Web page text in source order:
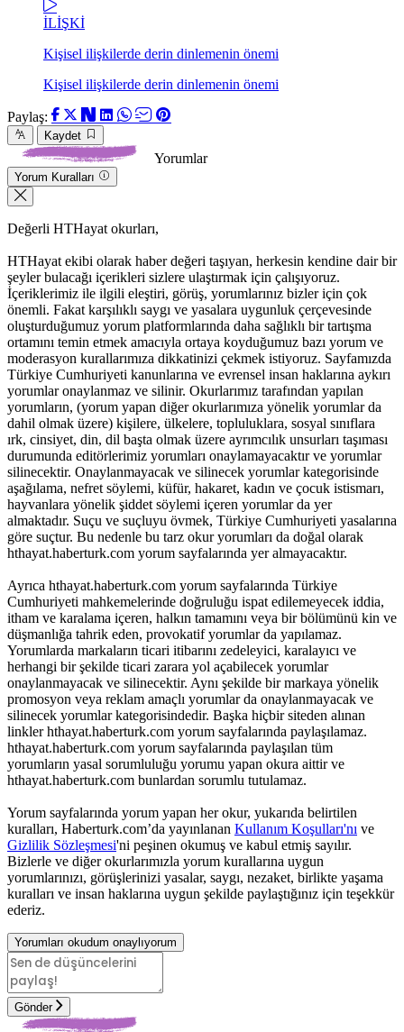
İLİŞKİ
Kişisel ilişkilerde derin dinlemenin önemi
Kişisel ilişkilerde derin dinlemenin önemi
Paylaş:
Kaydet
Yorumlar
Yorum Kuralları
Değerli HTHayat okurları,
HTHayat ekibi olarak haber değeri taşıyan, herkesin kendine dair bir
şeyler bulacağı içerikleri sizlere ulaştırmak için çalışıyoruz.
İçeriklerimiz ile ilgili eleştiri, görüş, yorumlarınız bizler için çok
önemli. Fakat karşılıklı saygı ve yasalara uygunluk çerçevesinde
oluşturduğumuz yorum platformlarında daha sağlıklı bir tartışma
ortamını temin etmek amacıyla ortaya koyduğumuz bazı yorum ve
moderasyon kurallarımıza dikkatinizi çekmek istiyoruz. Sayfamızda
Türkiye Cumhuriyeti kanunlarına ve evrensel insan haklarına aykırı
yorumlar onaylanmaz ve silinir. Okurlarımız tarafından yapılan
yorumların, (yorum yapan diğer okurlarımıza yönelik yorumlar da
dahil olmak üzere) kişilere, ülkelere, topluluklara, sosyal sınıflara
ırk, cinsiyet, din, dil başta olmak üzere ayrımcılık unsurları taşıması
durumunda editörlerimiz yorumları onaylamayacaktır ve yorumlar
silinecektir. Onaylanmayacak ve silinecek yorumlar kategorisinde
aşağılama, nefret söylemi, küfür, hakaret, kadın ve çocuk istismarı,
hayvanlara yönelik şiddet söylemi içeren yorumlar da yer
almaktadır. Suçu ve suçluyu övmek, Türkiye Cumhuriyeti yasalarına
göre suçtur. Bu nedenle bu tarz okur yorumları da doğal olarak
hthayat.haberturk.com yorum sayfalarında yer almayacaktır.
Ayrıca hthayat.haberturk.com yorum sayfalarında Türkiye
Cumhuriyeti mahkemelerinde doğruluğu ispat edilemeyecek iddia,
itham ve karalama içeren, halkın tamamını veya bir bölümünü kin ve
düşmanlığa tahrik eden, provokatif yorumlar da yapılamaz.
Yorumlarda markaların ticari itibarını zedeleyici, karalayıcı ve
herhangi bir şekilde ticari zarara yol açabilecek yorumlar
onaylanmayacak ve silinecektir. Aynı şekilde bir markaya yönelik
promosyon veya reklam amaçlı yorumlar da onaylanmayacak ve
silinecek yorumlar kategorisindedir. Başka hiçbir siteden alınan
linkler hthayat.haberturk.com yorum sayfalarında paylaşılamaz.
hthayat.haberturk.com yorum sayfalarında paylaşılan tüm
yorumların yasal sorumluluğu yorumu yapan okura aittir ve
hthayat.haberturk.com bunlardan sorumlu tutulamaz.
Yorum sayfalarında yorum yapan her okur, yukarıda belirtilen
kuralları, Haberturk.com’da yayınlanan Kullanım Koşulları'nı ve
Gizlilik Sözleşmesi'ni peşinen okumuş ve kabul etmiş sayılır.
Bizlerle ve diğer okurlarımızla yorum kurallarına uygun
yorumlarınızı, görüşlerinizi yasalar, saygı, nezaket, birlikte yaşama
kuralları ve insan haklarına uygun şekilde paylaştığınız için teşekkür
ederiz.
Yorumları okudum onaylıyorum
Gönder